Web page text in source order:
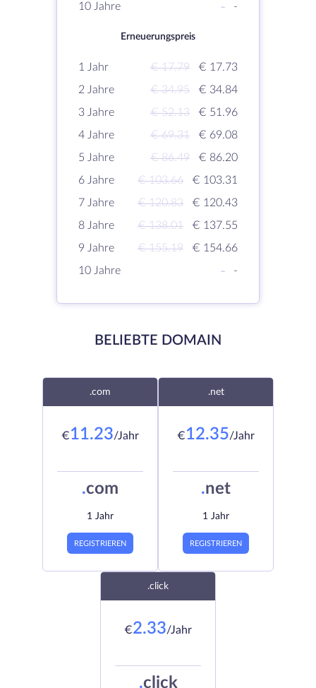
10 Jahre
- -
Erneuerungspreis
1 Jahr € 17.79
€ 17.73
2 Jahre
€ 34.95
€ 34.84
3 Jahre
€ 52.13
€ 51.96
4 Jahre
€ 69.31
€ 69.08
5 Jahre
€ 86.49
€ 86.20
6 Jahre
€ 103.66
€ 103.31
7 Jahre
€ 120.83
€ 120.43
8 Jahre
€ 138.01
€ 137.55
9 Jahre
€ 155.19
€ 154.66
10 Jahre
- -
BELIEBTE DOMAIN
.com
€11.23/Jahr
.com
1 Jahr
REGISTRIEREN
.net
€12.35/Jahr
.net
1 Jahr
REGISTRIEREN
.click
€2.33/Jahr
.click